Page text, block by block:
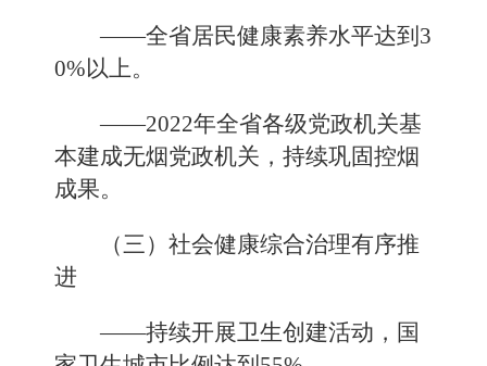
——全省居民健康素养水平达到3
0%以上。
——2022年全省各级党政机关基
本建成无烟党政机关，持续巩固控烟
成果。
（三）社会健康综合治理有序推
进
——持续开展卫生创建活动，国